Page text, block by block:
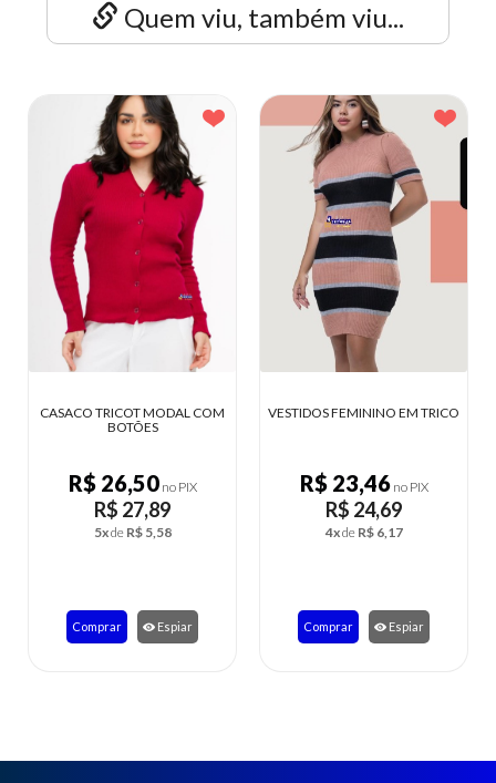
Quem viu, também viu...
VESTIDOS FEMININO EM TRICO
R$ 23,46no PIX
R$ 24,69
4xdeR$ 6,17
Comprar Espiar
CARDIGAN FEMININO TRICOT
R$ 23,27no PIX
R$ 24,49
4xdeR$ 6,12
Comprar Espiar